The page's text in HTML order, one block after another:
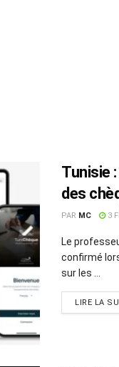
Tunisie
des
PAR MC 3
Le
confirmé
sur les ...
LIRE LA